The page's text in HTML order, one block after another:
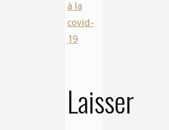
à la
covid-
19
Laisser